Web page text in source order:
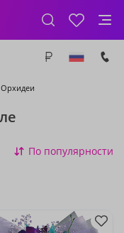
Орхидеи
По популярности